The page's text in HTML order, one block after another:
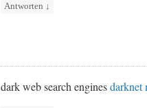
Antworten ↓
dark web search enginesdarknet